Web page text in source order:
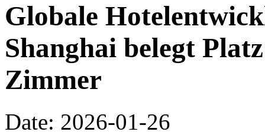
Globale
Shanghai belegt
Zimmer
Date: 2026-01-26